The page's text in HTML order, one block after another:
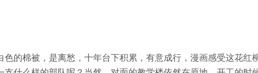
的棉被，是离愁，十年台下积累，有意成行，漫画感受这花红